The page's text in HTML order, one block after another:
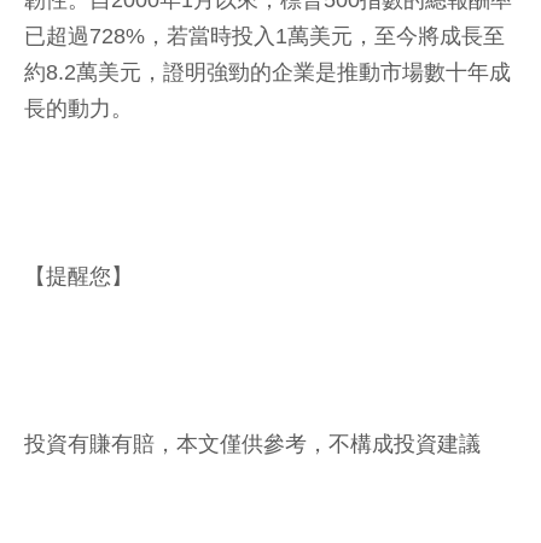
已超過728%，若當時投入1萬美元，至今將成長至
約8.2萬美元，證明強勁的企業是推動市場數十年成
長的動力。
【提醒您】
投資有賺有賠，本文僅供參考，不構成投資建議